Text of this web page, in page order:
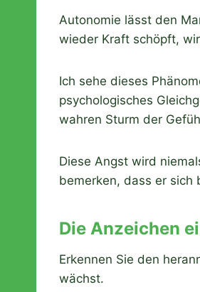
Autonomie lässt den
wieder Kraft schöpft,
Ich sehe dieses
psychologisches
wahren Sturm der
Diese Angst wird
bemerken, dass er sich
Die Anzeichen
Erkennen Sie den
wächst.